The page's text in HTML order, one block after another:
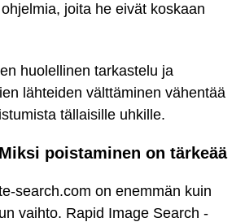
joita he eivät koskaan
huolellinen tarkastelu ja
lähteiden välttäminen vähentää
tällaisille uhkille.
poistaminen on tärkeää
search.com on enemmän kuin
vaihto. Rapid Image Search -